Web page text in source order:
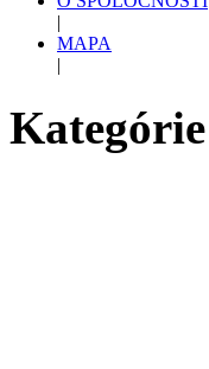
|
MAPA
|
Kategórie